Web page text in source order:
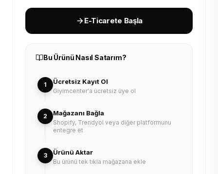
E-Ticarete Başla
Bu Ürünü Nasıl Satarım?
1 Ücretsiz Kayıt Ol
Giyimcenter'a ücretsiz üye ol
2 Mağazanı Bağla
Shopify, Trendyol veya diğer platformunu
entegre et
3 Ürünü Aktar
Bu ürünü tek tıkla mağazana ekle